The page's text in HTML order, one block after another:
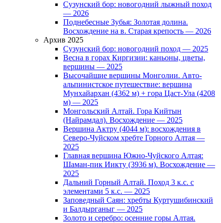
Сузунский бор: новогодний лыжный поход
— 2026
Поднебесные Зубья: Золотая долина.
Восхождение на в. Старая крепость — 2026
Архив 2025
Сузунский бор: новогодний поход — 2025
Весна в горах Киргизии: каньоны, цветы,
вершины — 2025
Высочайшие вершины Монголии. Авто-
альпинистское путешествие: вершина
Мунхайархан (4362 м) + гора Цаст-Ула (4208
м) — 2025
Монгольский Алтай. Гора Кийтын
(Найрамдал). Восхождение — 2025
Вершина Актру (4044 м): восхождения в
Северо-Чуйском хребте Горного Алтая —
2025
Главная вершина Южно-Чуйского Алтая:
Шаман-пик Иикту (3936 м). Восхождение —
2025
Дальний Горный Алтай. Поход 3 к.с. с
элементами 5 к.с. — 2025
Заповедный Саян: хребты Куртушибинский
и Балдырганыг — 2025
Золото и серебро: осенние горы Алтая.